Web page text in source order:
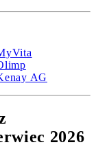
AG
2026